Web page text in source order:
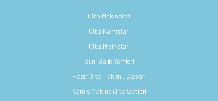
Olta Makineleri
Olta Kamışları
Olta Misinaları
Suni Balık Yemleri
Hazır Olta Takımı, Çapari
Kamış Makine Olta Setleri